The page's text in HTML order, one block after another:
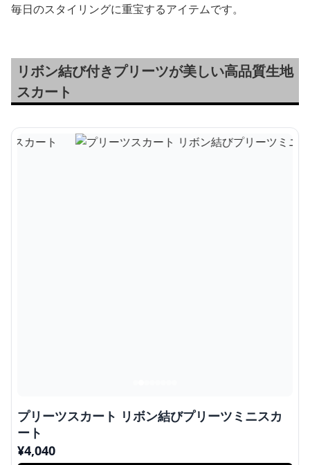
毎日のスタイリングに重宝するアイテムです。
リボン結び付きプリーツが美しい高品質生地
スカート
プリーツスカート リボン結びプリーツミニスカ
ート
¥4,040